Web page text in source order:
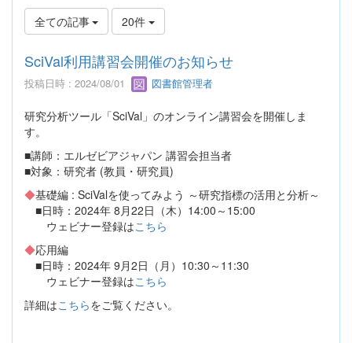
全ての記事 20件
SciVal利用講習会開催のお知らせ
投稿日時 : 2024/08/01 図書館管理者
研究分析ツール「SciVal」のオンライン講習会を開催しま
す。
■講師：エルゼビアジャパン 講習会担当者
■対象：研究者 (教員・研究員)
◆基礎編 : SciValを使ってみよう ～研究指標の活用と分析～
■日時：2024年 8月22日（木）14:00～15:00
ウェビナー登録はこちら
◆応用編
■日時：2024年 9月2日（月）10:30～11:30
ウェビナー登録はこちら
詳細はこちらをご覧ください。